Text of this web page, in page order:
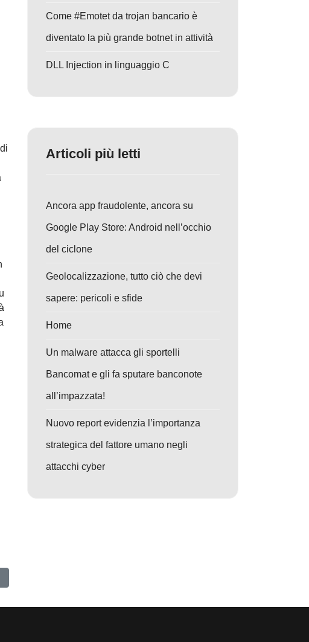
invisibili Cybercrime: L’allarme da 10.500 miliardi – Ignorare la
Come #Emotet da trojan bancario è
diventato la più grande botnet in attività
DLL Injection in linguaggio C
Articoli più letti
Ancora app fraudolente, ancora su
Google Play Store: Android nell’occhio
del ciclone
Geolocalizzazione, tutto ciò che devi
sapere: pericoli e sfide
Home
Un malware attacca gli sportelli
Bancomat e gli fa sputare banconote
all’impazzata!
Nuovo report evidenzia l’importanza
strategica del fattore umano negli
attacchi cyber